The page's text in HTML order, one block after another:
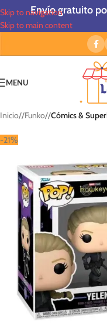
Skip to navigation
Skip to main content
Envío gratuito
MENU
Inicio/ Funko/ Cómics &
-21%